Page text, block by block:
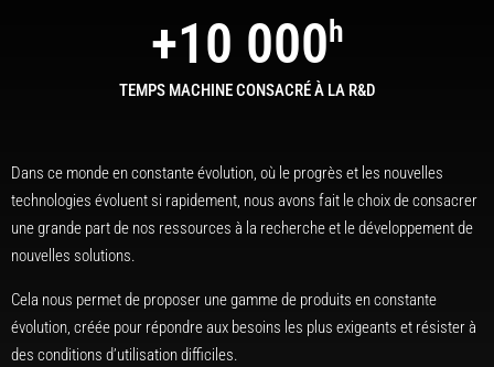
TEMPS MACHINE CONSACRÉ À LA R&D
+10 000 h
Dans ce monde en constante évolution, où le progrès et les nouvelles
technologies évoluent si rapidement, nous avons fait le choix de consacrer
une grande part de nos ressources à la recherche et le développement de
nouvelles solutions.
Cela nous permet de proposer une gamme de produits en constante
évolution, créée pour répondre aux besoins les plus exigeants et résister à
des conditions d’utilisation difficiles.